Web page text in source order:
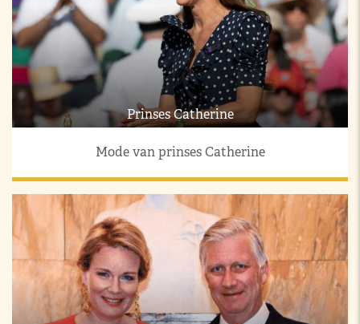
Prinses Catherine
Mode van prinses Catherine